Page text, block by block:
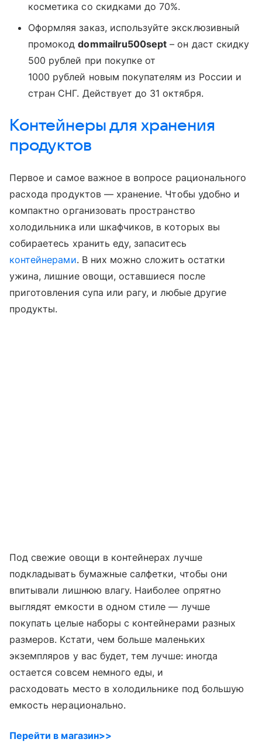
косметика со скидками до 70%.
Оформляя заказ, используйте эксклюзивный
промокодdommailru500sept – он даст скидку
500 рублей при покупке от
1000 рублей новым покупателям из России и
стран СНГ. Действует до 31 октября.
Контейнеры для хранения
продуктов
Первое и самое важное в вопросе рационального
расхода продуктов — хранение. Чтобы удобно и
компактно организовать пространство
холодильника или шкафчиков, в которых вы
собираетесь хранить еду, запаситесь
контейнерами. В них можно сложить остатки
ужина, лишние овощи, оставшиеся после
приготовления супа или рагу, и любые другие
продукты.
Под свежие овощи в контейнерах лучше
подкладывать бумажные салфетки, чтобы они
впитывали лишнюю влагу. Наиболее опрятно
выглядят емкости в одном стиле — лучше
покупать целые наборы с контейнерами разных
размеров. Кстати, чем больше маленьких
экземпляров у вас будет, тем лучше: иногда
остается совсем немного еды, и
расходовать место в холодильнике под большую
емкость нерационально.
Перейти в магазин>>